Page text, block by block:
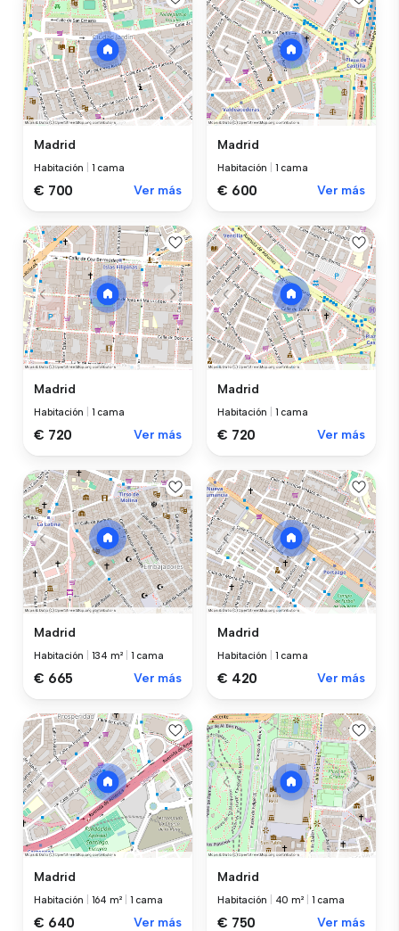
Madrid
Habitación 1 cama
€ 700 Ver más
Madrid
Habitación 1 cama
€ 600 Ver más
Madrid
Habitación 1 cama
€ 720 Ver más
Madrid
Habitación 1 cama
€ 720 Ver más
Madrid
Habitación 134 m² 1 cama
€ 665 Ver más
Madrid
Habitación 1 cama
€ 420 Ver más
Madrid
Habitación 164 m² 1 cama
€ 640 Ver más
Madrid
Habitación 40 m² 1 cama
€ 750 Ver más